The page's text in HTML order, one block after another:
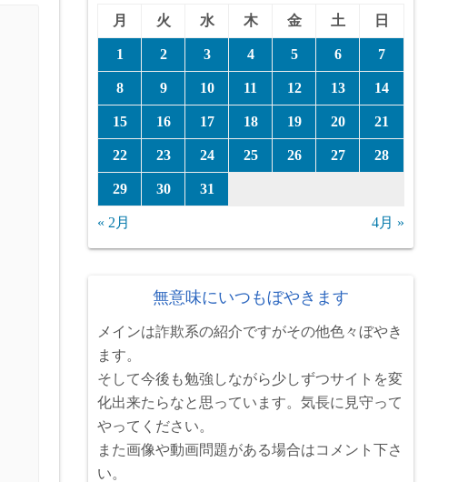
月
火 水 木 金 土 日
1 2 3 4 5 6 7
8 9 10 11 12 13 14
15 16 17 18 19 20 21
22 23 24 25 26 27 28
29 30 31
« 2月 4月 »
無意味にいつもぼやきます
メインは詐欺系の紹介ですがその他色々ぼやき
ます。
そして今後も勉強しながら少しずつサイトを変
化出来たらなと思っています。気長に見守って
やってください。
また画像や動画問題がある場合はコメント下さ
い。